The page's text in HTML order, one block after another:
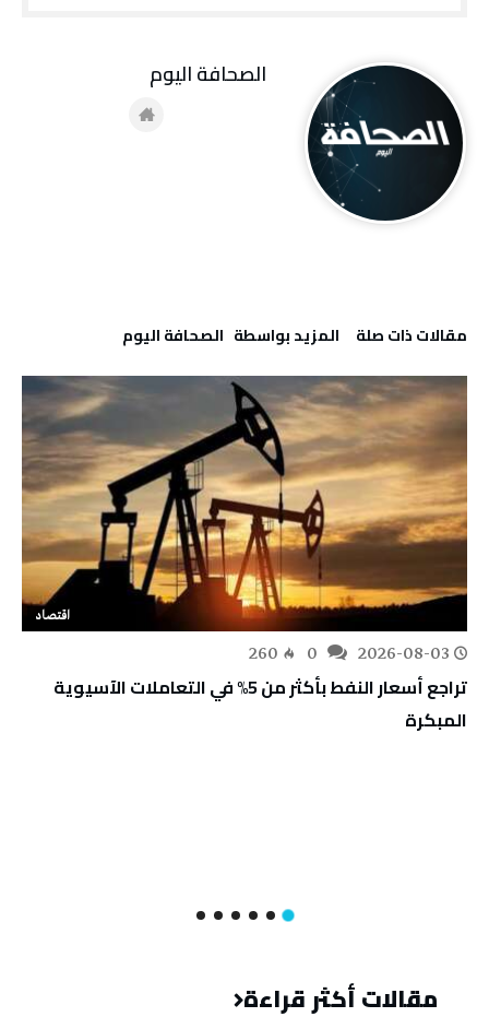
‫مقالات ذات صلة‬ ‫‫المزيد بواسطة‬ ‬ ‭ ‬الصحافة‭ ‬اليوم
اقتصاد
2026-08-03
260
تراجع أسعار النفط بأكثر من 5% في التعاملات الآسيوية
المبكرة
مقالات أكثر قراءة